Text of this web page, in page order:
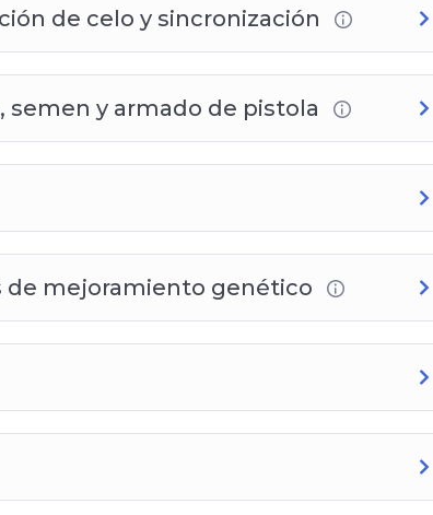
de celo y sincronización
semen y armado de pistola
de mejoramiento genético